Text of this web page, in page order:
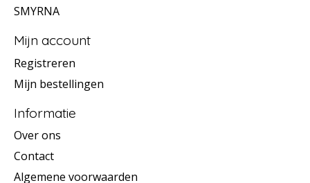
SMYRNA
Mijn account
Registreren
Mijn bestellingen
Informatie
Over ons
Contact
Algemene voorwaarden